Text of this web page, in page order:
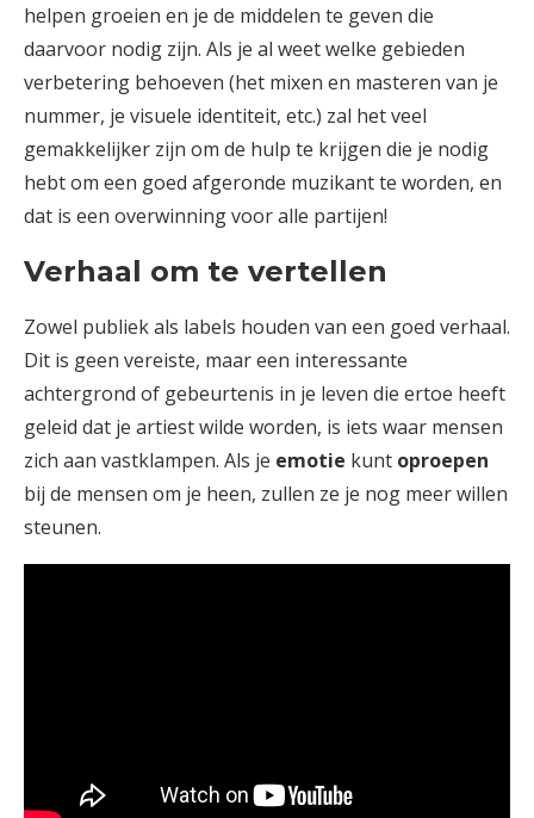
helpen groeien en je de middelen te geven die
daarvoor nodig zijn. Als je al weet welke gebieden
verbetering behoeven (het mixen en masteren van je
nummer, je visuele identiteit, etc.) zal het veel
gemakkelijker zijn om de hulp te krijgen die je nodig
hebt om een goed afgeronde muzikant te worden, en
dat is een overwinning voor alle partijen!
Verhaal om te vertellen
Zowel publiek als labels houden van een goed verhaal.
Dit is geen vereiste, maar een interessante
achtergrond of gebeurtenis in je leven die ertoe heeft
geleid dat je artiest wilde worden, is iets waar mensen
zich aan vastklampen. Als je emotie kunt oproepen
bij de mensen om je heen, zullen ze je nog meer willen
steunen.